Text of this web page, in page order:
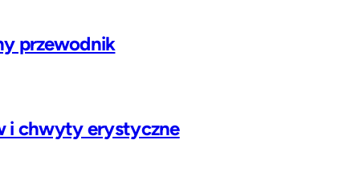
przewodnik
i chwyty erystyczne